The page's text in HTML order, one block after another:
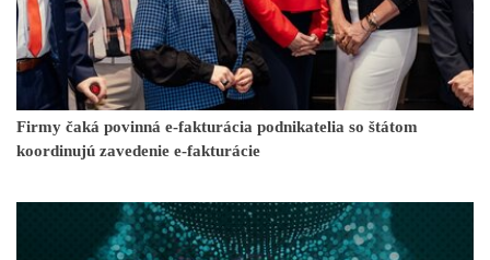
Firmy čaká povinná e-fakturácia podnikatelia so štátom
koordinujú zavedenie e-fakturácie